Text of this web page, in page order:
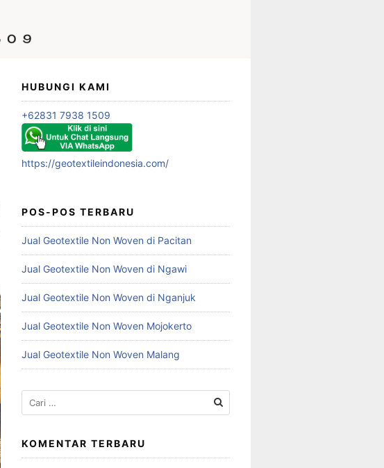
HUBUNGI KAMI
+62831 7938 1509
https://geotextileindonesia.com/
POS-POS TERBARU
Jual Geotextile Non Woven di Pacitan
Jual Geotextile Non Woven di Ngawi
Jual Geotextile Non Woven di Nganjuk
Jual Geotextile Non Woven Mojokerto
Jual Geotextile Non Woven Malang
Cari
untuk:
KOMENTAR TERBARU